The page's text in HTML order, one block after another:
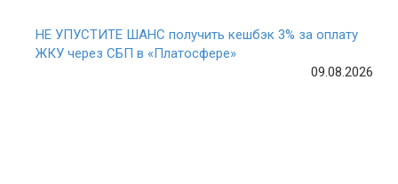
НЕ УПУСТИТЕ ШАНС получить кешбэк 3% за оплату
ЖКУ через СБП в «Платосфере»
09.08.2026